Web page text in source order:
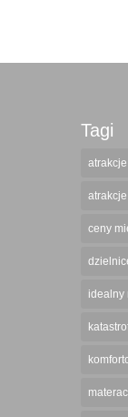
Tagi
ceny
idealny